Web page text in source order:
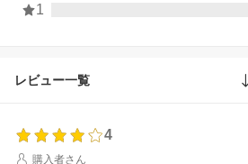
1
レビュー一覧
4
購入者さん